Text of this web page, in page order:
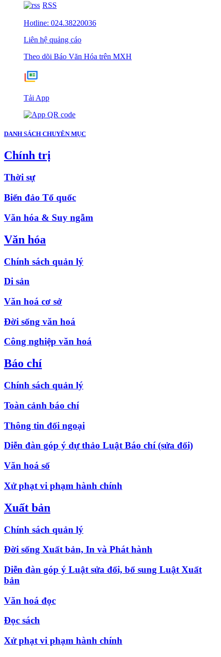
RSS
Hotline: 024.38220036
Liên hệ quảng cáo
Theo dõi Báo Văn Hóa trên MXH
Tải App
DANH SÁCH CHUYÊN MỤC
Chính trị
Thời sự
Biển đảo Tổ quốc
Văn hóa & Suy ngẫm
Văn hóa
Chính sách quản lý
Di sản
Văn hoá cơ sở
Đời sống văn hoá
Công nghiệp văn hoá
Báo chí
Chính sách quản lý
Toàn cảnh báo chí
Thông tin đối ngoại
Diễn đàn góp ý dự thảo Luật Báo chí (sửa đổi)
Văn hoá số
Xử phạt vi phạm hành chính
Xuất bản
Chính sách quản lý
Đời sống Xuất bản, In và Phát hành
Diễn đàn góp ý Luật sửa đổi, bổ sung Luật Xuất
bản
Văn hoá đọc
Đọc sách
Xử phạt vi phạm hành chính